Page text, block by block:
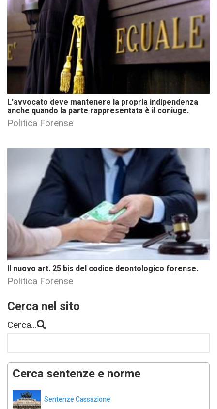
L’avvocato deve mantenere la propria indipendenza
anche quando la parte rappresentata è il coniuge.
Politica Forense
Il nuovo art. 25 bis del codice deontologico forense.
Politica Forense
Cerca nel sito
Cerca...
Cerca sentenze e norme
Sentenze Cassazione